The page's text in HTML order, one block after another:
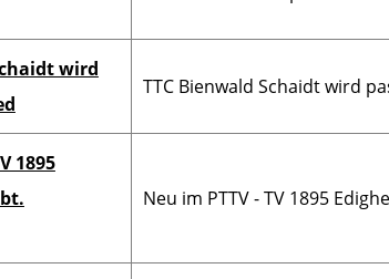
wird
TTC Bienwald Schaidt wird
1895
Neu im PTTV - TV 1895